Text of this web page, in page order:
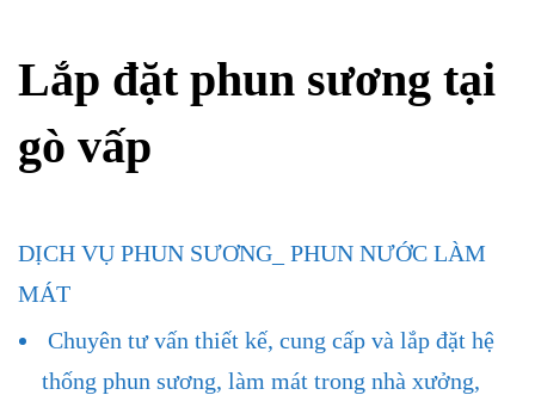
Lắp đặt phun sương tại
gò vấp
DỊCH VỤ PHUN SƯƠNG_ PHUN NƯỚC LÀM
MÁT
Chuyên tư vấn thiết kế, cung cấp và lắp đặt hệ
thống phun sương, làm mát trong nhà xưởng,